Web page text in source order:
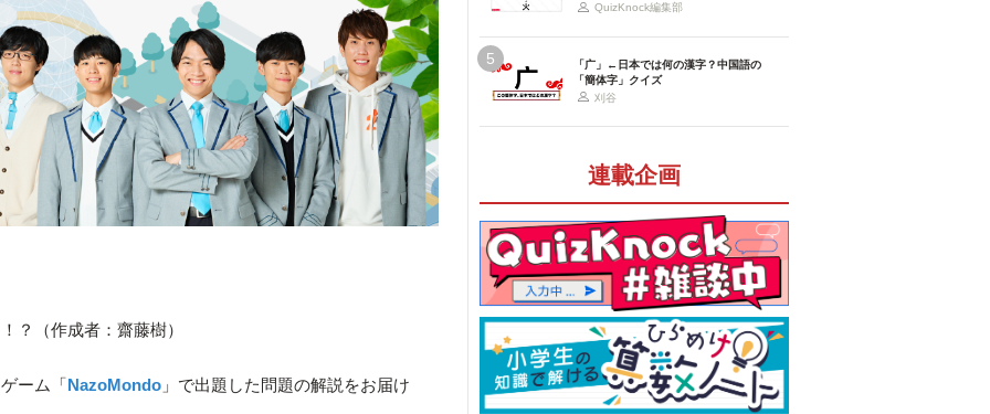
？（作成者：齋藤樹）
ーム「NazoMondo 」で出題した問題の解説をお届け
QuizKnock編集部
5
「广」←日本では何の漢字？中国語の
「簡体字」クイズ
刈谷
連載企画